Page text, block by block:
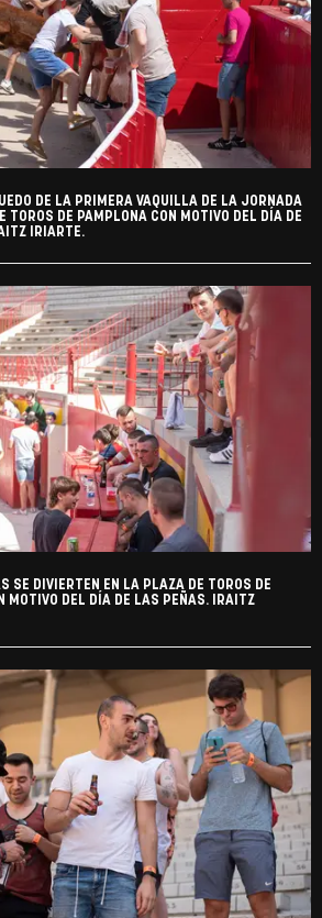
DE LA PRIMERA VAQUILLA DE LA JORNADA
TOROS DE PAMPLONA CON MOTIVO DEL DÍA DE
IRIARTE.
SE DIVIERTEN EN LA PLAZA DE TOROS DE
MOTIVO DEL DÍA DE LAS PEÑAS. IRAITZ